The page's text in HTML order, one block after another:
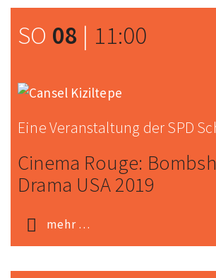
SO 08 | 11:00
Eine Veranstaltung der SPD
Cinema Rouge:
Drama USA 2019
mehr …